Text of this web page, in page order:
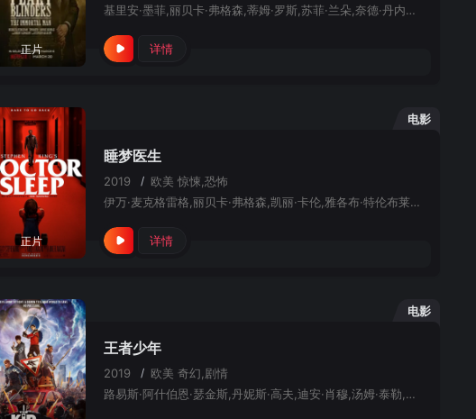
正片
基里安·墨菲,丽贝卡·弗格森,蒂姆·罗斯,苏菲·兰朵,奈德·丹内利,派克·李,伊恩·佩克,杰伊·利库戈,巴里·基奥恩,斯蒂芬·格拉汉姆,萨米·乔纳斯·希尼,鲁比·阿什伯恩·瑟金斯,山姆·贝克-琼斯,卡斯珀·希尔顿-希勒,马丁·安格鲍尔,马克·威尔金森,托马斯·阿诺德,安迪·M·米利根,罗利·威尔逊,马克斯·凯文汉姆
详情
电影
正片
睡梦医生
2019 / 欧美 惊悚,恐怖
伊万·麦克格雷格,丽贝卡·弗格森,凯丽·卡伦,雅各布·特伦布莱,卡雷尔·斯特鲁基
详情
电影
王者少年
2019 / 欧美 奇幻,剧情
路易斯·阿什伯恩·瑟金斯,丹妮斯·高夫,迪安·肖穆,汤姆·泰勒,雷亚安娜·杜瑞斯,内森·斯图尔特-贾瑞特,诺玛·杜梅温尼,丽贝卡·弗格森,马克·博纳尔,安格斯·里,路易斯·马丁,乔伊·安沙,亚当·利斯,亚历山德拉·罗奇,尼克·穆罕默德,帕特里克·斯图尔特,迈拉·麦克法迪,亚当·布克斯顿,克劳迪·布莱克利,吉娜薇·欧瑞丽,露丝·霍洛克斯,贾格·帕特尔,康纳·沃尔夫